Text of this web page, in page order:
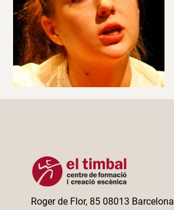
Roger de Flor, 85 08013 Barcelona